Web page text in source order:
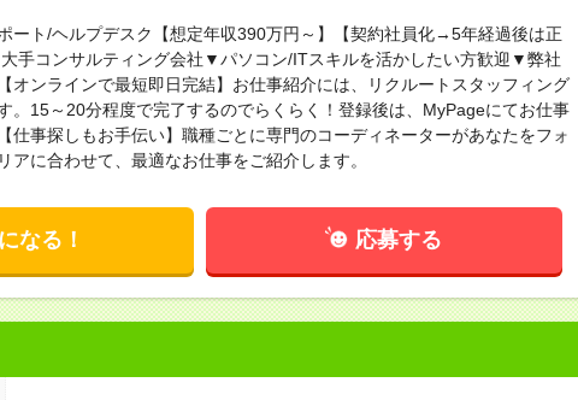
ート/ヘルプデスク【想定年収390万円～】【契約社員化→5年経過後は正
手コンサルティング会社▼パソコン/ITスキルを活かしたい方歓迎▼弊社
オンラインで最短即日完結】お仕事紹介には、リクルートスタッフィング
。15～20分程度で完了するのでらくらく！登録後は、MyPageにてお仕事
仕事探しもお手伝い】職種ごとに専門のコーディネーターがあなたをフォ
アに合わせて、最適なお仕事をご紹介します。
なる！ 応募する